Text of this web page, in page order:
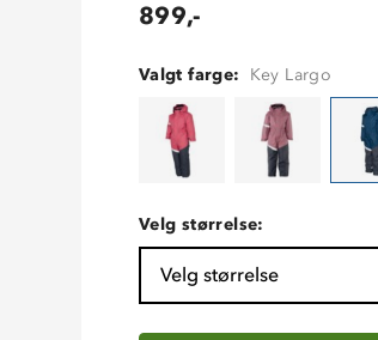
899,-
Valgt farge: Key Largo
Velg størrelse:
Velg størrelse